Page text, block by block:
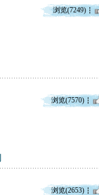
浏览(7249)
浏览(7570)
浏览(2653)